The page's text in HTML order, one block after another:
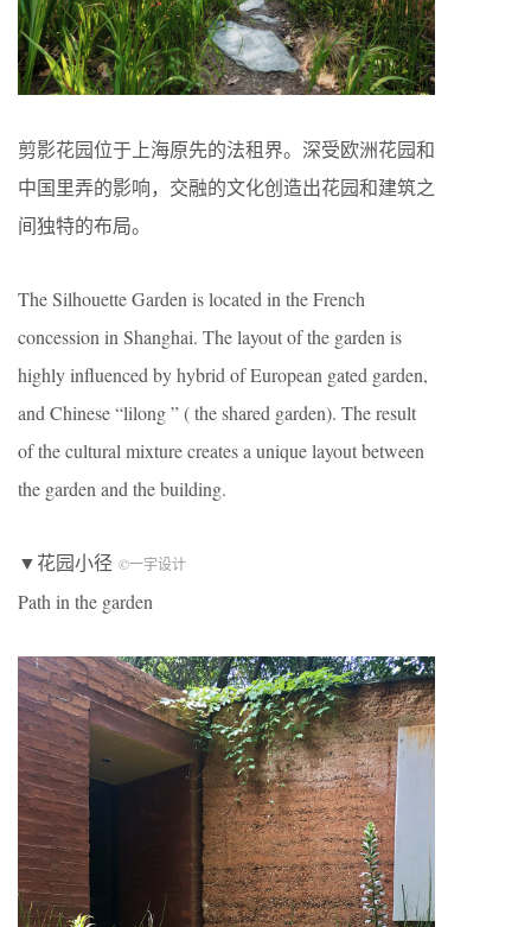
剪影花园位于上海原先的法租界。深受欧洲花园和
中国里弄的影响，交融的文化创造出花园和建筑之
间独特的布局。
The Silhouette Garden is located in the French
concession in Shanghai. The layout of the garden is
highly influenced by hybrid of European gated garden,
and Chinese “lilong ” ( the shared garden). The result
of the cultural mixture creates a unique layout between
the garden and the building.
▼花园小径 ©一宇设计
Path in the garden